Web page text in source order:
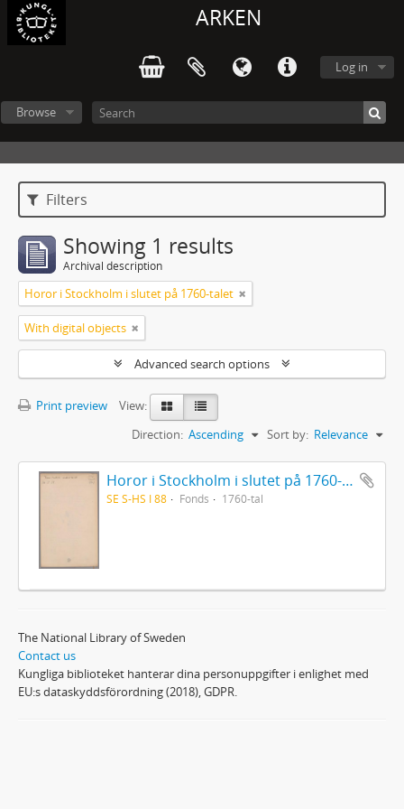
ARKEN
Log in
Browse
Filters
Showing 1 results
Archival description
Horor i Stockholm i slutet på 1760-talet
With digital objects
Advanced search options
Print preview
View:
Sort by: Relevance
Direction: Ascending
Horor i Stockholm i slutet på 1760-talet
SE S-HS I 88 Fonds 1760-tal
The National Library of Sweden
Contact us
Kungliga biblioteket hanterar dina personuppgifter i enlighet med
EU:s dataskyddsförordning (2018), GDPR.